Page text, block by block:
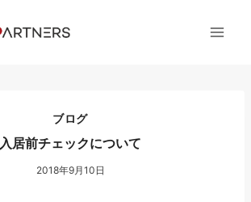
ブログ
入居前チェックについて
2018年9月10日